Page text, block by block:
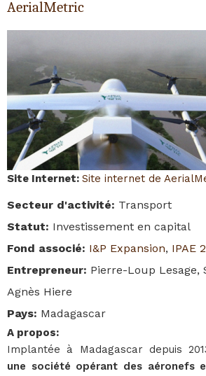
AerialMetric
Site Internet: Site internet de
Secteur d'activité: Transport
Statut: Investissement en capital
Fond associé: I&P Expansion, IPAE 2
Entrepreneur: Pierre-Loup Lesage,
Agnès Hiere
Pays: Madagascar
A propos:
Implantée à Madagascar depuis
une société opérant des aéronefs